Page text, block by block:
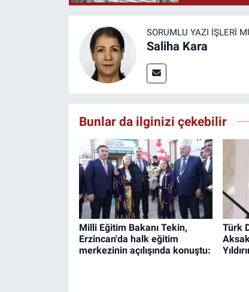
SORUMLU YAZI İŞLERI
Saliha Kara
Bunlar da ilginizi çekebilir
Milli Eğitim Bakanı Tekin,
Erzincan'da halk eğitim
merkezinin açılışında konuştu:
Türk